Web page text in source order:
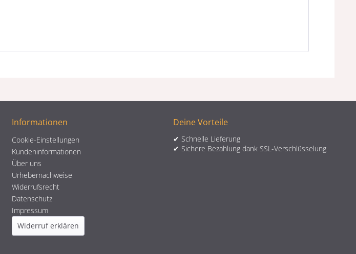
Informationen
Cookie-Einstellungen
Kundeninformationen
Über uns
Urhebernachweise
Widerrufsrecht
Datenschutz
Impressum
Widerruf erklären
Deine Vorteile
✔ Schnelle Lieferung
✔ Sichere Bezahlung dank SSL-Verschlüsselung